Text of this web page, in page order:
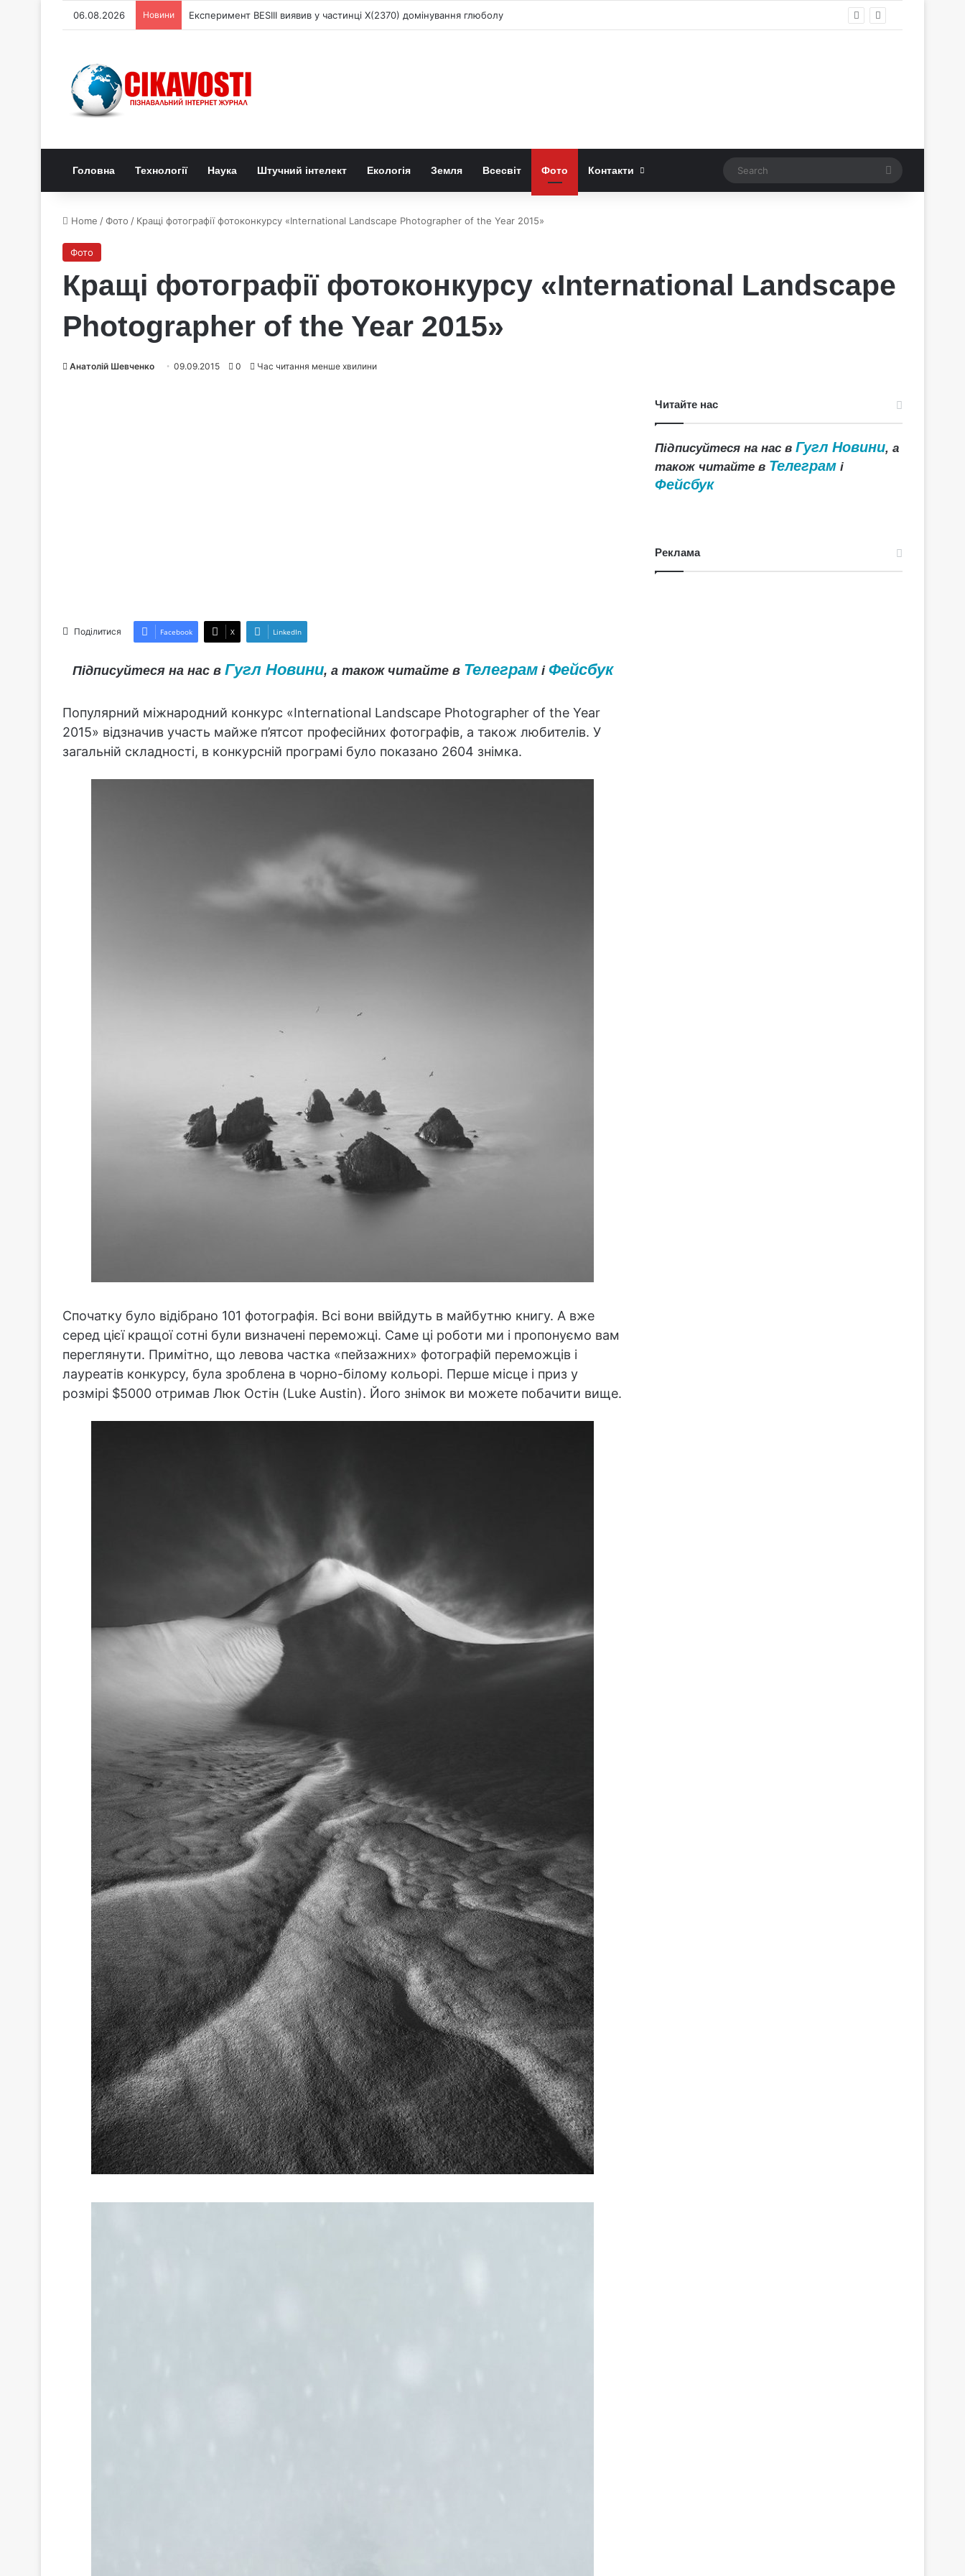
06.08.2026 Новини Експеримент BESIII виявив у частинці X(2370) домінування глюболу
Головна Технології Наука Штучний інтелект Екологія Земля Всесвіт Фото Контакти Search
Home /Фото / Кращі фотографії фотоконкурсу «International Landscape Photographer of the Year 2015»
Фото
Кращі фотографії фотоконкурсу «International Landscape
Photographer of the Year 2015»
Анатолій Шевченко 09.09.2015 0 Час читання менше хвилини
Поділитися Facebook X LinkedIn
Підписуйтеся на нас в Гугл Новини, а також читайте в Телеграмі Фейсбук
Популярний міжнародний конкурс «International Landscape Photographer of the Year
2015» відзначив участь майже п’ятсот професійних фотографів, а також любителів. У
загальній складності, в конкурсній програмі було показано 2604 знімка.
Спочатку було відібрано 101 фотографія. Всі вони ввійдуть в майбутню книгу. А вже
серед цієї кращої сотні були визначені переможці. Саме ці роботи ми і пропонуємо вам
переглянути. Примітно, що левова частка «пейзажних» фотографій переможців і
лауреатів конкурсу, була зроблена в чорно-білому кольорі. Перше місце і приз у
розмірі $5000 отримав Люк Остін (Luke Austin). Його знімок ви можете побачити вище.
Читайте нас
Підписуйтеся на нас вГугл Новини, а
також читайте в Телеграм і
Фейсбук
Реклама